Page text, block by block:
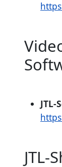
JTL-
JTL-